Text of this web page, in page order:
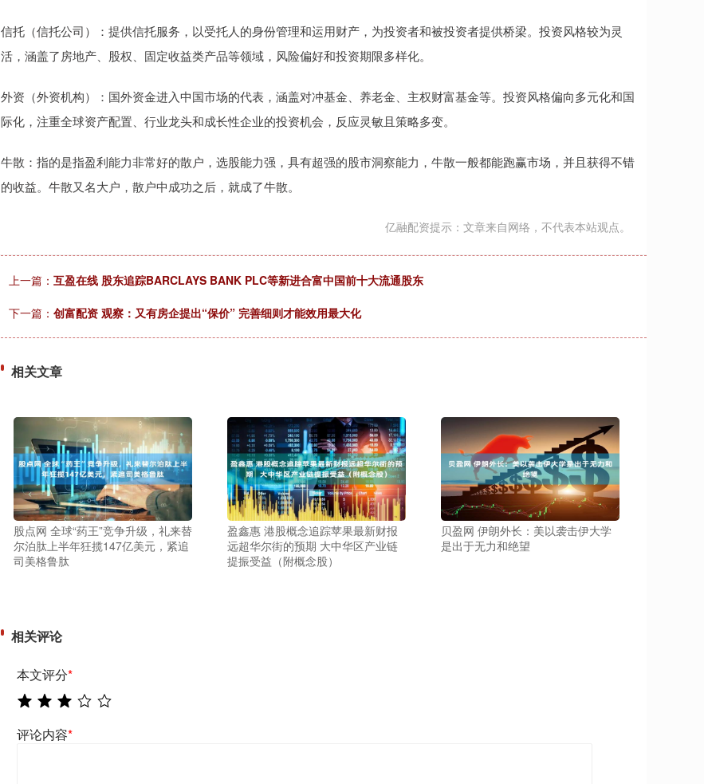
信托（信托公司）：提供信托服务，以受托人的身份管理和运用财产，为投资者和被投资者提供桥梁。投资风格较为灵
活，涵盖了房地产、股权、固定收益类产品等领域，风险偏好和投资期限多样化。
外资（外资机构）：国外资金进入中国市场的代表，涵盖对冲基金、养老金、主权财富基金等。投资风格偏向多元化和国
际化，注重全球资产配置、行业龙头和成长性企业的投资机会，反应灵敏且策略多变。
牛散：指的是指盈利能力非常好的散户，选股能力强，具有超强的股市洞察能力，牛散一般都能跑赢市场，并且获得不错
的收益。牛散又名大户，散户中成功之后，就成了牛散。
亿融配资提示：文章来自网络，不代表本站观点。
上一篇： 互盈在线 股东追踪BARCLAYS BANK PLC等新进合富中国前十大流通股东
下一篇： 创富配资 观察：又有房企提出“保价” 完善细则才能效用最大化
相关文章
股点网 全球“药王”竞争升级，礼来替
尔泊肽上半年狂揽147亿美元，紧追
司美格鲁肽
盈鑫惠 港股概念追踪苹果最新财报
远超华尔街的预期 大中华区产业链
提振受益（附概念股）
贝盈网 伊朗外长：美以袭击伊大学
是出于无力和绝望
相关评论
本文评分*
评论内容*